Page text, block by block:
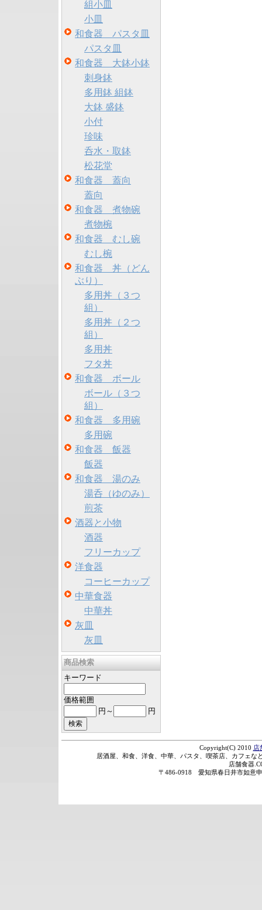
組小皿
小皿
和食器 パスタ皿
パスタ皿
和食器 大鉢小鉢
刺身鉢
多用鉢 組鉢
大鉢 盛鉢
小付
珍味
呑水・取鉢
松花堂
和食器 蓋向
蓋向
和食器 煮物碗
煮物椀
和食器 むし碗
むし椀
和食器 丼（どん
ぶり）
多用丼（３つ
組）
多用丼（２つ
組）
多用丼
フタ丼
和食器 ボール
ボール（３つ
組）
和食器 多用碗
多用碗
和食器 飯器
飯器
和食器 湯のみ
湯呑（ゆのみ）
煎茶
酒器と小物
酒器
フリーカップ
洋食器
コーヒーカップ
中華食器
中華丼
灰皿
灰皿
商品検索
キーワード
価格範囲
円～
円
Copyright(C) 2010 店
居酒屋、和食、洋食、中華、パスタ、喫茶店、カフェ
店舗食器
〒486-0918 愛知県春日井市如意